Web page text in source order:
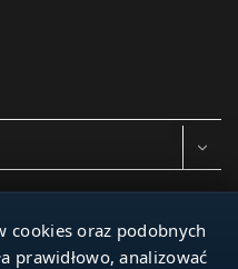
cookies oraz podobnych
prawidłowo, analizować